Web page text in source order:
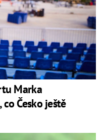
Marka
Česko ještě